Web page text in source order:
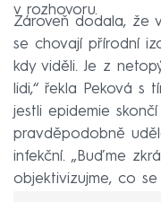
v rozhovoru.
Zároveň dodala, že
se chovají přírodní
kdy viděli. Je z
lidi,“ řekla Peková s
jestli epidemie
pravděpodobně
infekční. „Buďme
objektivizujme, co